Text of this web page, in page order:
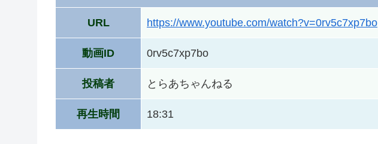
URL https://www.youtube.com/watch?v=0rv5c7xp7bo
動画ID 0rv5c7xp7bo
投稿者 とらあちゃんねる
再生時間 18:31